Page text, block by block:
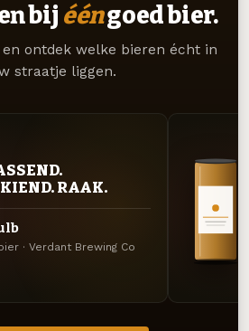
bij ééngoed bier.
en ontdek welke bieren écht in
straatje liggen.
RAAK.
· Verdant Brewing Co